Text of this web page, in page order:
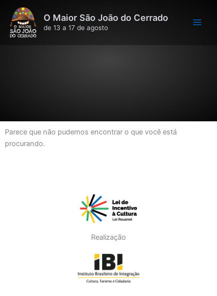
para
conteúdo
O Maior São João do Cerrado
de 13 a 17 de agosto
Parece que não pudemos encontrar o que você está
procurando.
Realização